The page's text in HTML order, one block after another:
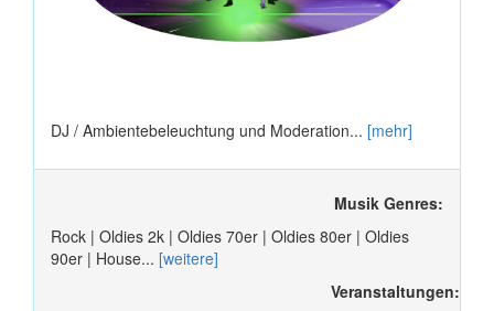
DJ / Ambientebeleuchtung und Moderation... [mehr]
Musik Genres:
Rock | Oldies 2k | Oldies 70er | Oldies 80er | Oldies
90er | House... [weitere]
Veranstaltungen: